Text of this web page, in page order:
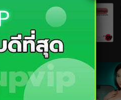
หลาย
ข้าไป
ศิลา
ะ